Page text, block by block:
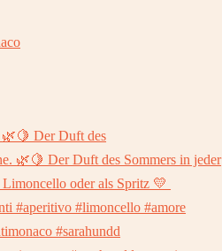
🌿🍋⁠ Der Duft des
#sarahundd